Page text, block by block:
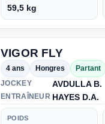
59,5 kg
VIGOR FLY
4 ans Hongres
Partant
JOCKEY
AVDULLA B.
ENTRAÎNEUR HAYES D.A.
POIDS